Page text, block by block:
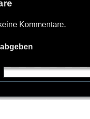
Kommentare.